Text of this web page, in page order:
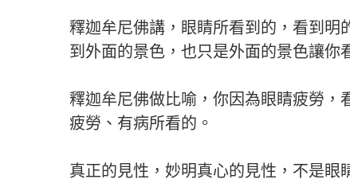
釋迦牟尼佛講，眼睛所看到的，看到明
到外面的景色，也只是外面的景色讓你
釋迦牟尼佛做比喻，你因為眼睛疲勞，
疲勞、有病所看的。
真正的見性，妙明真心的見性，不是眼